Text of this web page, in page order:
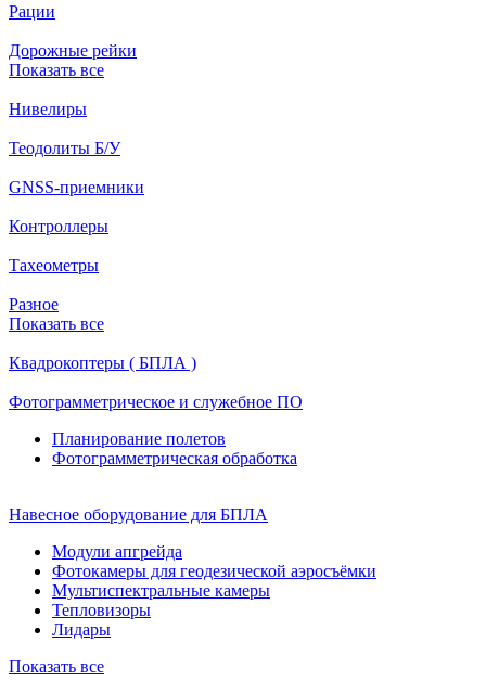
Рации
Дорожные рейки
Показать все
Нивелиры
Теодолиты Б/У
GNSS-приемники
Контроллеры
Тахеометры
Разное
Показать все
Квадрокоптеры ( БПЛА )
Фотограмметрическое и служебное ПО
Планирование полетов
Фотограмметрическая обработка
Навесное оборудование для БПЛА
Модули апгрейда
Фотокамеры для геодезической аэросъёмки
Мультиспектральные камеры
Тепловизоры
Лидары
Показать все